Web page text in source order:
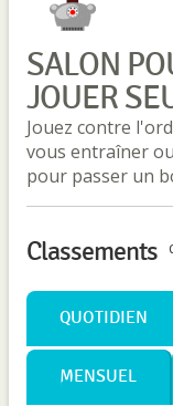
SALON
JOUER
Jouez contre
vous entraîner
pour passer un
Classements
QUOTIDIEN
MENSUEL